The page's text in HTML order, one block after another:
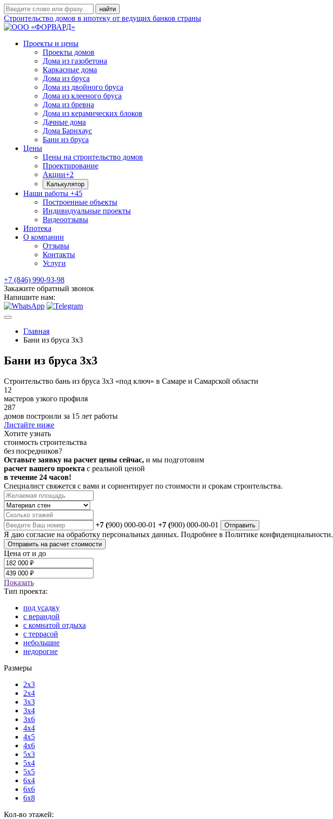
Строительство домов в ипотеку от ведущих банков страны
Проекты и цены
Проекты домов
Дома из газобетона
Каркасные дома
Дома из бруса
Дома из двойного бруса
Дома из клееного бруса
Дома из бревна
Дома из керамических блоков
Дачные дома
Дома Барнхаус
Бани из бруса
Цены
Цены на строительство домов
Проектирование
Акции+2
Калькулятор
Наши работы +45
Построенные объекты
Индивидуальные проекты
Видеоотзывы
Ипотека
О компании
Отзывы
Контакты
Услуги
+7 (846) 990-93-98
Закажите обратный звонок
Напишите нам:
Главная
Бани из бруса 3x3
Бани из бруса 3x3
Строительство бань из бруса 3х3 «под ключ» в Самаре и Самарской области
12
мастеров узкого профиля
287
домов построили за 15 лет работы
Листайте ниже
Хотите узнать
стоимость строительства
без посредников?
Оставьте заявку на расчет цены сейчас, и мы подготовим
расчет вашего проекта с реальной ценой
в течение 24 часов!
Специалист свяжется с вами и сориентирует по стоимости и срокам строительства.
+7 (900) 000-00-01 +7 (900) 000-00-01 Отправить
Я даю согласие на обработку персональных данных. Подробнее в Политике конфиденциальности.
Отправить на расчет стоимости
Цена от и до
Показать
Тип проекта:
под усадку
с верандой
с комнатой отдыха
с террасой
небольшие
недорогие
Размеры
2x3
2x4
3x3
3x4
3x6
4x4
4x5
4x6
5x3
5x4
5x5
6x4
6x6
6x8
Кол-во этажей: